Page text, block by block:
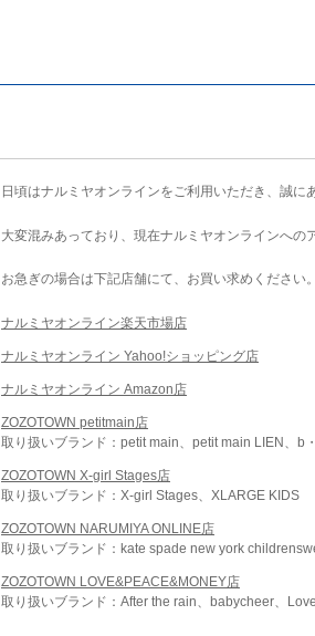
日頃はナルミヤオンラインをご利用いただき、誠に
大変混みあっており、現在ナルミヤオンラインへの
お急ぎの場合は下記店舗にて、お買い求めください。
ナルミヤオンライン楽天市場店
ナルミヤオンライン Yahoo!ショッピング店
ナルミヤオンライン Amazon店
ZOZOTOWN petitmain店
取り扱いブランド：petit main、petit main LIEN、b
ZOZOTOWN X-girl Stages店
取り扱いブランド：X-girl Stages、XLARGE KIDS
ZOZOTOWN NARUMIYA ONLINE店
取り扱いブランド：kate spade new york
ZOZOTOWN LOVE&PEACE&MONEY店
取り扱いブランド：After the rain、babycheer、